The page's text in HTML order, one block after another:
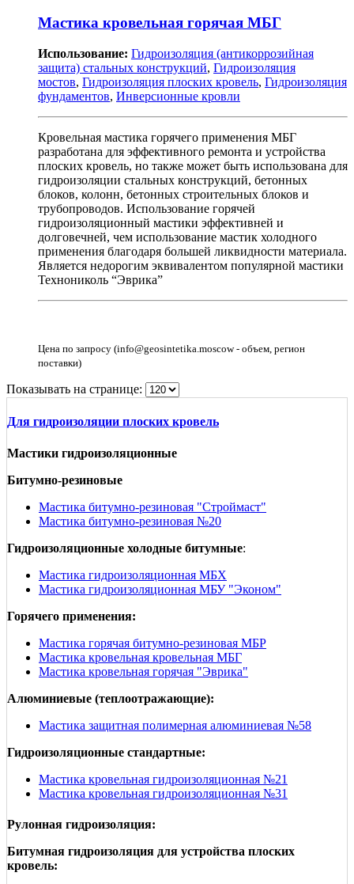
Мастика кровельная горячая МБГ
Использование: Гидроизоляция (антикоррозийная
защита) стальных конструкций, Гидроизоляция
мостов, Гидроизоляция плоских кровель, Гидроизоляция
фундаментов, Инверсионные кровли
Кровельная мастика горячего применения МБГ
разработана для эффективного ремонта и устройства
плоских кровель, но также может быть использована для
гидроизоляции стальных конструкций, бетонных
блоков, колонн, бетонных строительных блоков и
трубопроводов. Использование горячей
гидроизоляционный мастики эффективней и
долговечней, чем использование мастик холодного
применения благодаря большей ликвидности материала.
Является недорогим эквивалентом популярной мастики
Технониколь “Эврика”
Цена по запросу (info@geosintetika.moscow - объем, регион
поставки)
Показывать на странице:
Для гидроизоляции плоских кровель
Мастики гидроизоляционные
Битумно-резиновые
Мастика битумно-резиновая "Строймаст"
Мастика битумно-резиновая №20
Гидроизоляционные холодные битумные:
Мастика гидроизоляционная МБХ
Мастика гидроизоляционная МБУ "Эконом"
Горячего применения:
Мастика горячая битумно-резиновая МБР
Мастика кровельная кровельная МБГ
Мастика кровельная горячая "Эврика"
Алюминиевые (теплоотражающие):
Мастика защитная полимерная алюминиевая №58
Гидроизоляционные стандартные:
Мастика кровельная гидроизоляционная №21
Мастика кровельная гидроизоляционная №31
Рулонная гидроизоляция:
Битумная гидроизоляция для устройства плоских
кровель: